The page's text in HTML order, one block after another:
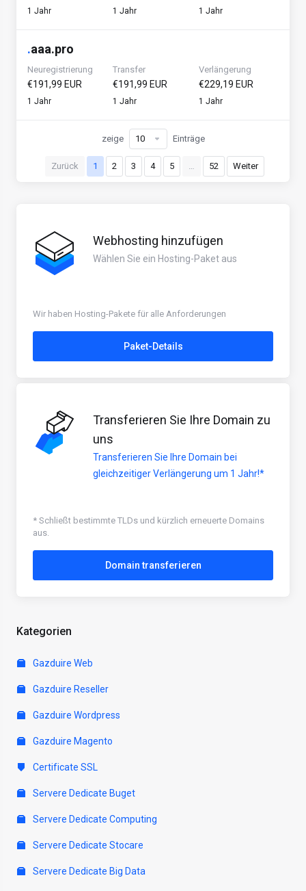
Kategorien
Gazduire Web
Gazduire Reseller
Gazduire Wordpress
Gazduire Magento
Certificate SSL
Servere Dedicate Buget
Servere Dedicate Computing
Servere Dedicate Stocare
Servere Dedicate Big Data
1 Jahr 1 Jahr 1 Jahr
.aaa.pro
Neuregistrierung
€191,99 EUR
1 Jahr
Transfer
€191,99 EUR
1 Jahr
Verlängerung
€229,19 EUR
1 Jahr
Zurück 1 2 3 4 5 … 52 Weiter
zeige Einträge
Webhosting hinzufügen
Wählen Sie ein Hosting-Paket aus
Wir haben Hosting-Pakete für alle Anforderungen
Paket-Details
Transferieren Sie Ihre Domain zu
uns
Transferieren Sie Ihre Domain bei
gleichzeitiger Verlängerung um 1 Jahr!*
* Schließt bestimmte TLDs und kürzlich erneuerte Domains
aus.
Domain transferieren